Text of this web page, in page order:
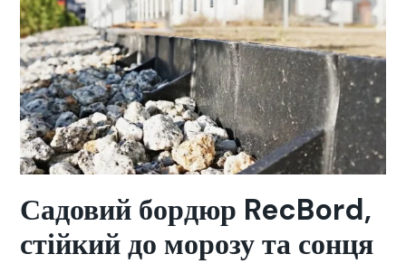
Садовий бордюр RecBord,
стійкий до морозу та сонця